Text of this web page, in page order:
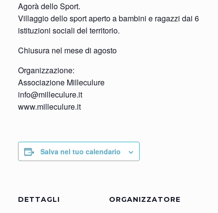
Agorà dello Sport.
Villaggio dello sport aperto a bambini e ragazzi dai 6 ai
istituzioni sociali del territorio.
Chiusura nel mese di agosto
Organizzazione:
Associazione Milleculure
info@milleculure.it
www.milleculure.it
Salva nel tuo calendario
DETTAGLI ORGANIZZATORE